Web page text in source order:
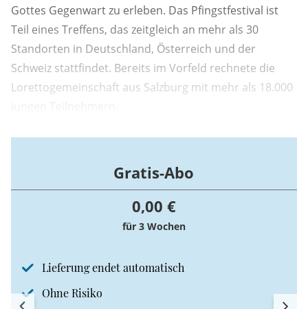
Gottes Gegenwart zu erleben. Das Pfingstfestival ist
Teil eines Treffens, das zeitgleich an mehr als 30
Standorten in Deutschland, Österreich und der
Schweiz stattfindet. Bereits im Vorfeld rechnete die
Lorettogemeinschaft aus Salzburg mit mehr als 18.000
Gratis-Abo
0,00 €
für 3 Wochen
Lieferung endet automatisch
Ohne Risiko